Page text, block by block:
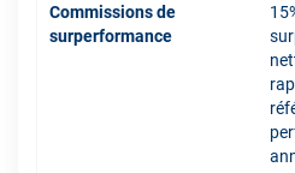
Commissions de
surperformance